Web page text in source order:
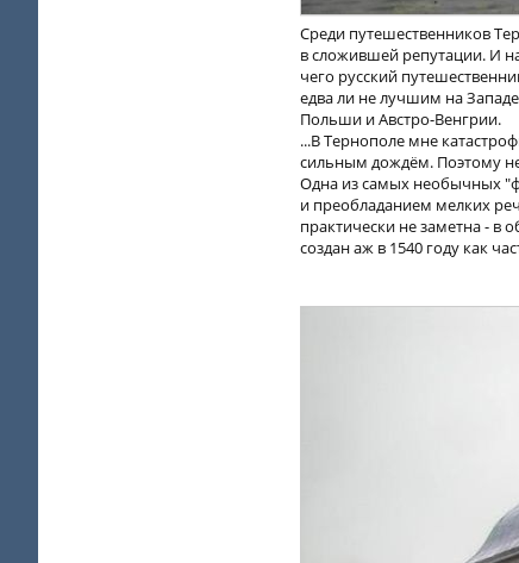
Среди путешественников
в сложившей репутации. И
чего русский
едва ли не лучшим на
Польши и Австро-Венгрии.
...В Тернополе мне
сильным дождём. Поэтому
Одна из самых необычных
и преобладанием мелких
практически не заметна - в
создан аж в 1540 году как